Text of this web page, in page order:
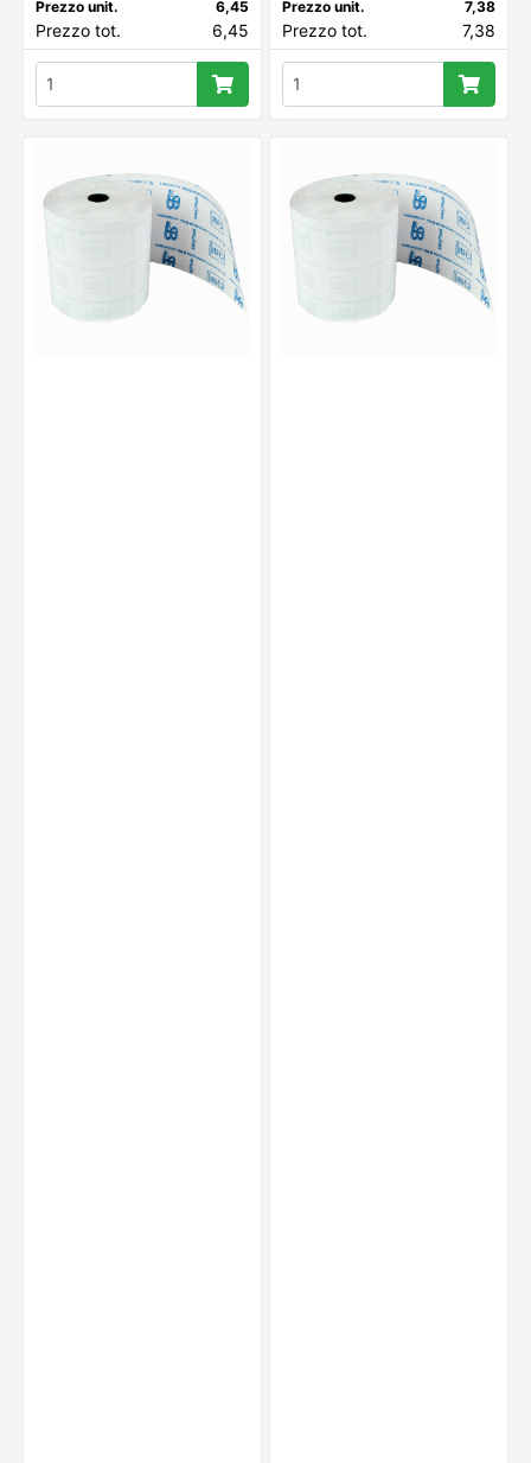
Prezzo unit. 6,45
Prezzo tot. 6,45
Prezzo unit. 7,38
Prezzo tot. 7,38